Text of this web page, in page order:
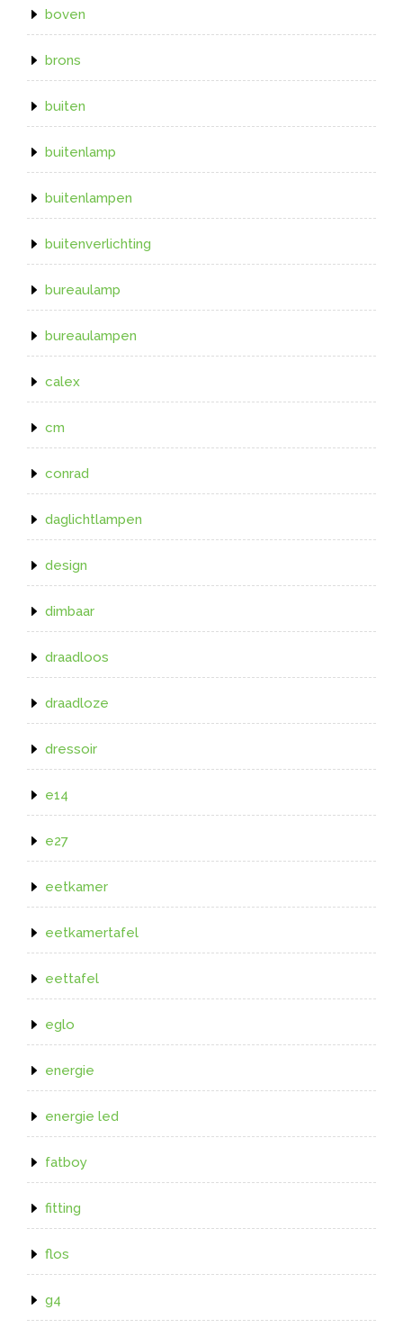
boven
brons
buiten
buitenlamp
buitenlampen
buitenverlichting
bureaulamp
bureaulampen
calex
cm
conrad
daglichtlampen
design
dimbaar
draadloos
draadloze
dressoir
e14
e27
eetkamer
eetkamertafel
eettafel
eglo
energie
energie led
fatboy
fitting
flos
g4